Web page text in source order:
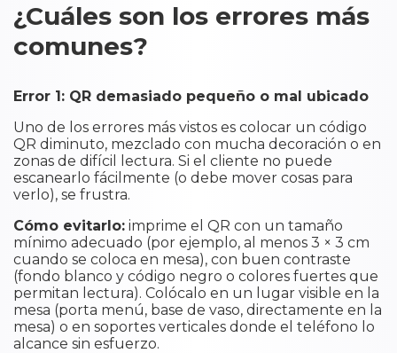
¿Cuáles son los errores más
comunes?
Error 1: QR demasiado pequeño o mal ubicado
Uno de los errores más vistos es colocar un código
QR diminuto, mezclado con mucha decoración o en
zonas de difícil lectura. Si el cliente no puede
escanearlo fácilmente (o debe mover cosas para
verlo), se frustra.
Cómo evitarlo: imprime el QR con un tamaño
mínimo adecuado (por ejemplo, al menos 3 × 3 cm
cuando se coloca en mesa), con buen contraste
(fondo blanco y código negro o colores fuertes que
permitan lectura). Colócalo en un lugar visible en la
mesa (porta menú, base de vaso, directamente en la
mesa) o en soportes verticales donde el teléfono lo
alcance sin esfuerzo.